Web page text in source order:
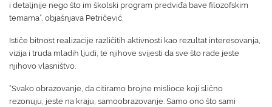
i detaljnije nego što im školski program predviđa bave filozofskim
temama”, objašnjava Petričević.
Ističe bitnost realizacije različitih aktivnosti kao rezultat interesovanja,
vizija i truda mladih ljudi, te njihove svijesti da sve što rade jeste
njihovo vlasništvo.
“Svako obrazovanje, da citiramo brojne mislioce koji slično
rezonuju, jeste na kraju, samoobrazovanje. Samo ono što sami